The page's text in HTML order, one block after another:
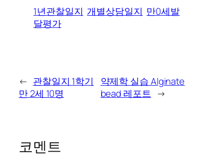
1년관찰일지 개별상담일지 만0세발
달평가
← 관찰일지 1학기
만 2세 10명
약제학 실습 Alginate
bead 레포트 →
코멘트